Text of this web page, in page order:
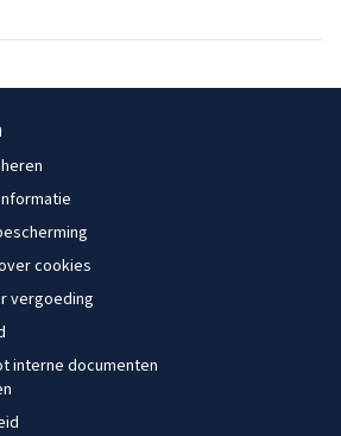
cookies
vergoeding
interne documenten